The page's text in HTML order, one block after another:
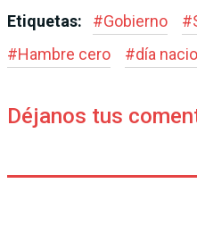
Etiquetas: #Gobierno #
#Hambre cero #día
Déjanos tus